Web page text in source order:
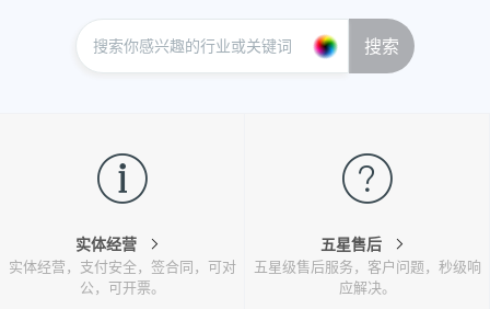
搜索
实体经营
实体经营，支付安全，签合同，可对
公，可开票。
五星售后
五星级售后服务，客户问题，秒级响
应解决。